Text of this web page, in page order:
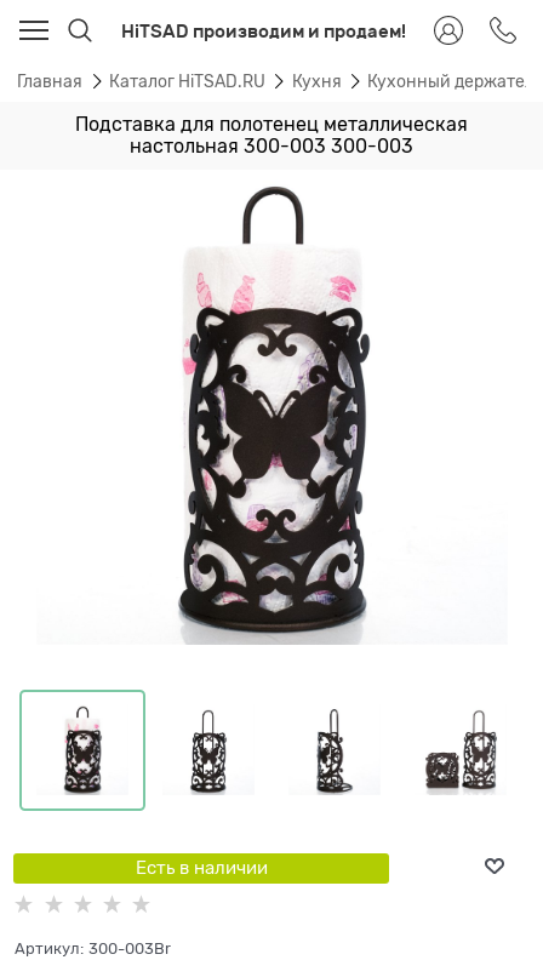
HiTSAD производим и продаем!
Главная Каталог HiTSAD.RU Кухня Кухонный держатель
Подставка для полотенец металлическая
настольная 300-003 300-003
Есть в наличии
Артикул: 300-003Br